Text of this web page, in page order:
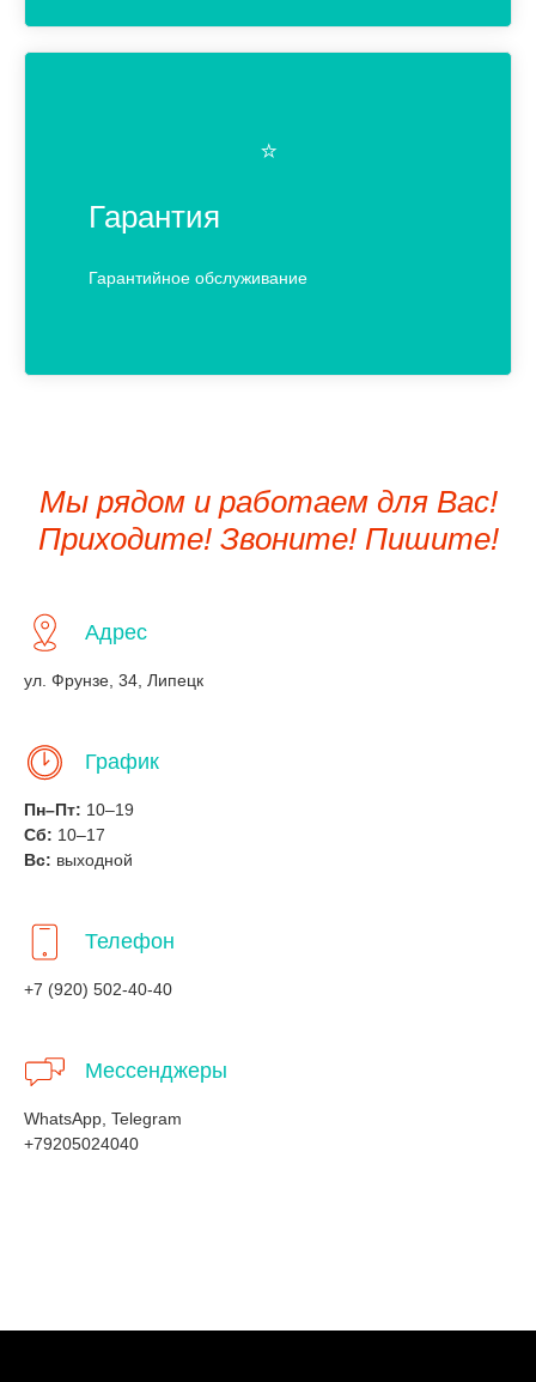
⭐️
Гарантия
Гарантийное обслуживание
Мы рядом и работаем для Вас!
Приходите! Звоните! Пишите!
Адрес
ул. Фрунзе, 34, Липецк
График
Пн–Пт: 10–19
Сб: 10–17
Вс: выходной
Телефон
+7 (920) 502-40-40
Мессенджеры
WhatsApp, Telegram
+79205024040